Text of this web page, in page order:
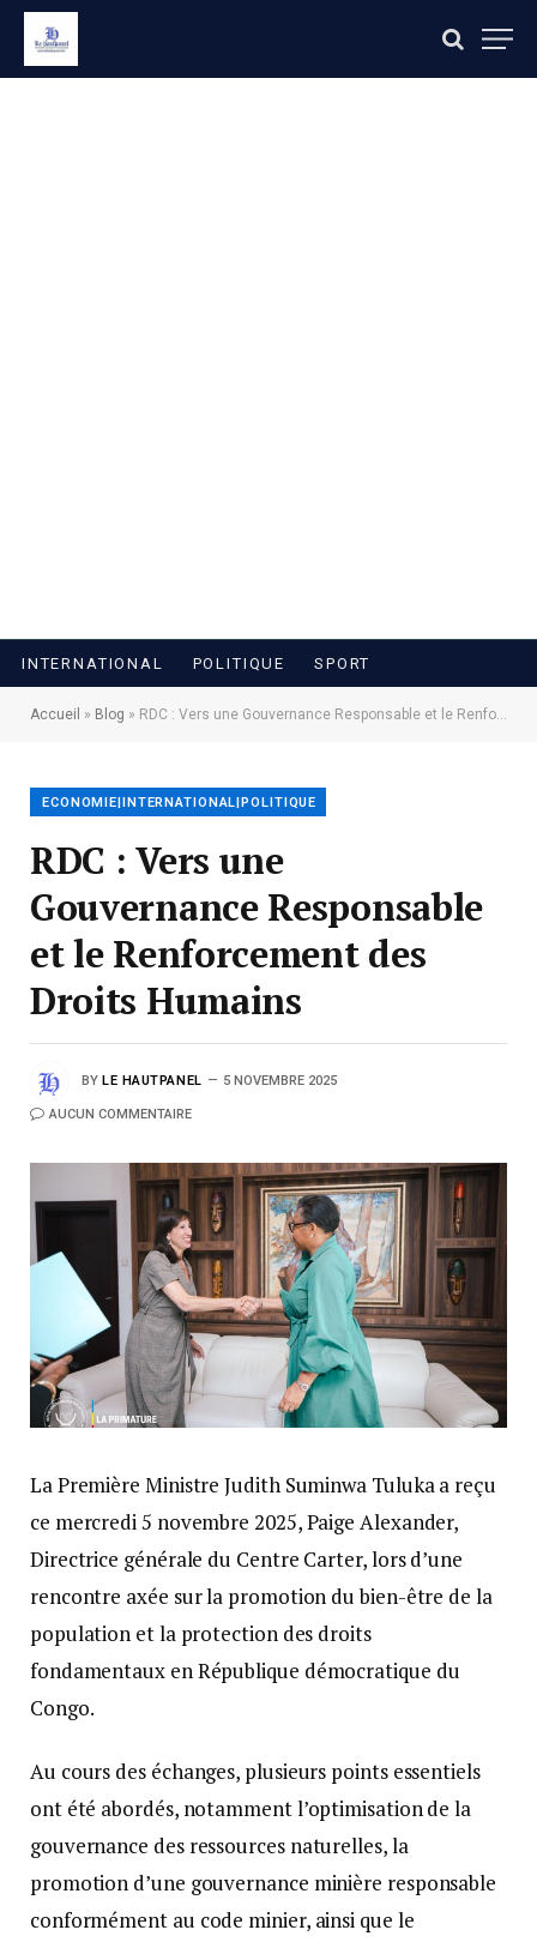
INTERNATIONAL POLITIQUE SPORT
Accueil » Blog » RDC : Vers une Gouvernance Responsable et le Renforcement des Droits Humains
ECONOMIE|INTERNATIONAL|POLITIQUE
RDC : Vers une
Gouvernance Responsable
et le Renforcement des
Droits Humains
BY LE HAUTPANEL 5 NOVEMBRE 2025
AUCUN COMMENTAIRE
La Première Ministre Judith Suminwa Tuluka a reçu
ce mercredi 5 novembre 2025, Paige Alexander,
Directrice générale du Centre Carter, lors d’une
rencontre axée sur la promotion du bien-être de la
population et la protection des droits
fondamentaux en République démocratique du
Congo.
Au cours des échanges, plusieurs points essentiels
ont été abordés, notamment l’optimisation de la
gouvernance des ressources naturelles, la
promotion d’une gouvernance minière responsable
conformément au code minier, ainsi que le